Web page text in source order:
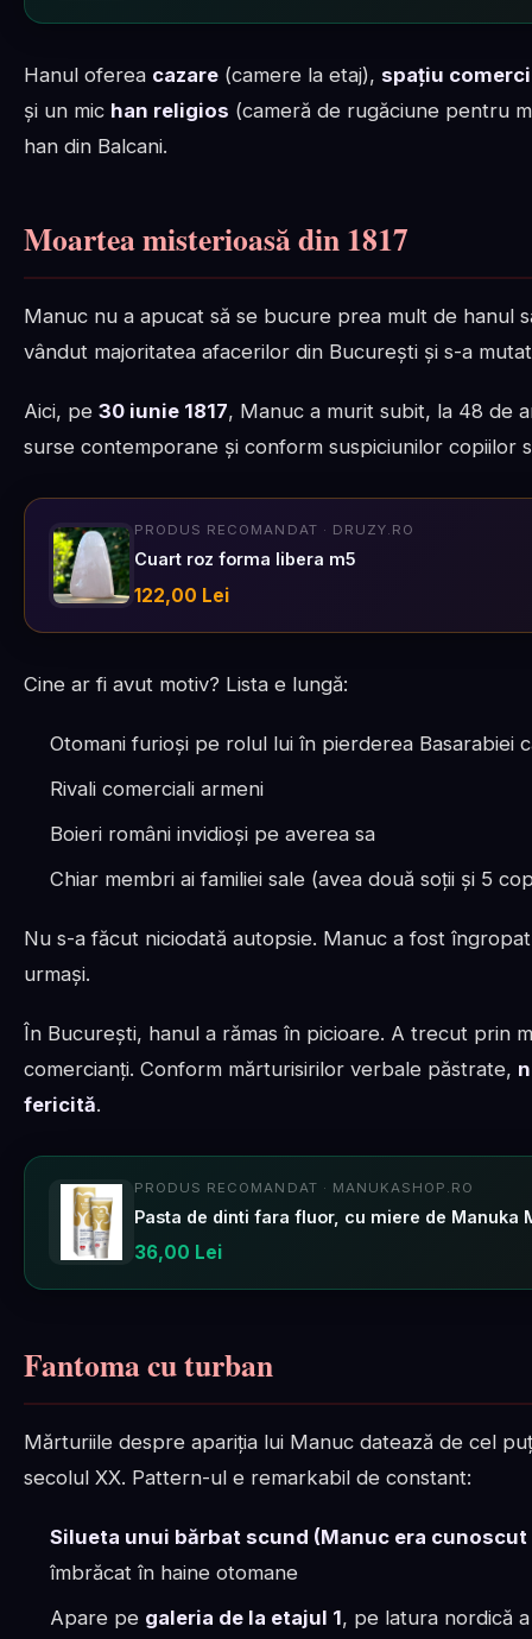
Hanul oferea cazare (camere la etaj), spațiu
și un mic han religios (cameră de rugăciune pentru
han din Balcani.
Moartea misterioasă din 1817
Manuc nu a apucat să se bucure prea mult de hanul
vândut majoritatea afacerilor din București și s-a
Aici, pe 30 iunie 1817, Manuc a murit subit, la 48 de
surse contemporane și conform suspiciunilor copiilor
PRODUS RECOMANDAT · DRUZY.RO
Cuart roz forma libera m5
122,00 Lei
Cine ar fi avut motiv? Lista e lungă:
Otomani furioși pe rolul lui în pierderea Basarabiei
Rivali comerciali armeni
Boieri români invidioși pe averea sa
Chiar membri ai familiei sale (avea două soții și 5
Nu s-a făcut niciodată autopsie. Manuc a fost
urmași.
În București, hanul a rămas în picioare. A trecut prin
comercianți. Conform mărturisirilor verbale păstrate,
fericită.
PRODUS RECOMANDAT · MANUKASHOP.RO
36,00 Lei
Fantoma cu turban
Mărturiile despre apariția lui Manuc datează de cel
secolul XX. Pattern-ul e remarkabil de constant:
Silueta unui bărbat scund (Manuc era
îmbrăcat în haine otomane
Apare pe galeria de la etajul 1, pe latura nordică